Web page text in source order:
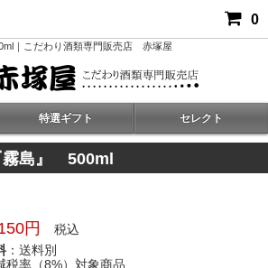
0
｜こだわり酒類専門販売店 赤塚屋
特選ギフト セレクト
霧島』 500ml
円
税込
：送料別
税率（8%）対象商品